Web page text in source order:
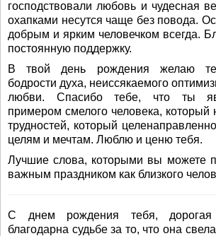
господствовали любовь и чудесная
охапками несутся чаще без повода.
добрым и ярким человечком всегда.
постоянную поддержку.
В твой день рождения желаю
бодрости духа, неиссякаемого
любви. Спасибо тебе, что ты
примером смелого человека, который
трудностей, который
целям и мечтам. Люблю и ценю тебя.
Лучшие слова, которыми вы можете
важным праздником как близкого
С днем рождения тебя,
благодарна судьбе за то, что она